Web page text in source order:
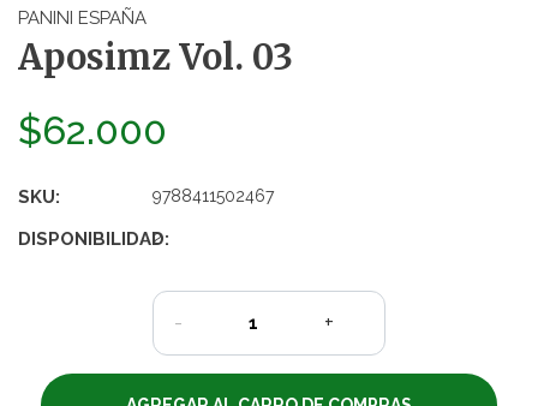
PANINI ESPAÑA
Aposimz Vol. 03
$62.000
SKU: 9788411502467
DISPONIBILIDAD:
2
- +